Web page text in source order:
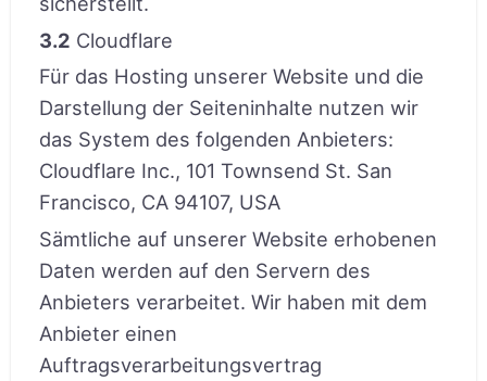
3.2 Cloudflare
Für das Hosting unserer Website und die
Darstellung der Seiteninhalte nutzen wir
das System des folgenden Anbieters:
Cloudflare Inc., 101 Townsend St. San
Francisco, CA 94107, USA
Sämtliche auf unserer Website erhobenen
Daten werden auf den Servern des
Anbieters verarbeitet. Wir haben mit dem
Anbieter einen
Auftragsverarbeitungsvertrag